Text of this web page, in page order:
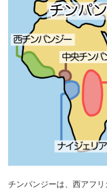
チンパンジーは、西アフ